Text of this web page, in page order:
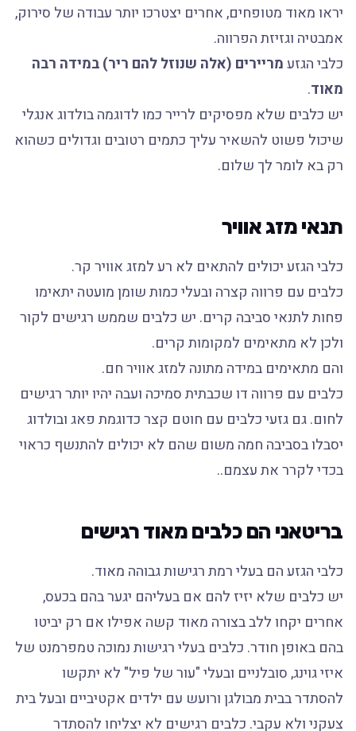
יראו מאוד מטופחים, אחרים יצטרכו יותר עבודה של סירוק,
אמבטיה וגזיזת הפרווה.
כלבי הגזעמריירים (אלה שנוזל להם ריר) במידה רבה
מאוד.
יש כלבים שלא מפסיקים לרייר כמו לדוגמה בולדוג אנגלי
שיכול פשוט להשאיר עליך כתמים רטובים וגדולים כשהוא
רק בא לומר לך שלום.
תנאי מזג אוויר
כלבי הגזע יכולים להתאים לא רע למזג אוויר קר.
כלבים עם פרווה קצרה ובעלי כמות שומן מועטה יתאימו
פחות לתנאי סביבה קרים. יש כלבים שממש רגישים לקור
ולכן לא מתאימים למקומות קרים.
והם מתאימים במידה מתונה למזג אוויר חם.
כלבים עם פרווה דו שכבתית סמיכה ועבה יהיו יותר רגישים
לחום. גם גזעי כלבים עם חוטם קצר כדוגמת פאג ובולדוג
יסבלו בסביבה חמה משום שהם לא יכולים להתנשף כראוי
בכדי לקרר את עצמם..
בריטאני הם כלבים מאוד רגישים
כלבי הגזע הם בעלי רמת רגישות גבוהה מאוד.
יש כלבים שלא יזיז להם אם בעליהם יגער בהם בכעס,
אחרים יקחו ללב בצורה מאוד קשה אפילו אם רק יביטו
בהם באופן חודר. כלבים בעלי רגישות נמוכה טמפרמנט של
איזי גוינג, סובלניים ובעלי "עור של פיל" לא יתקשו
להסתדר בבית מבולגן ורועש עם ילדים אקטיביים ובעל בית
צעקני ולא עקבי. כלבים רגישים לא יצליחו להסתדר